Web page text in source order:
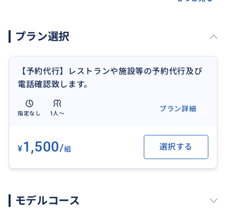
首都アンマンには、様々なおしゃれなお店がたくさん
あります。
プラン選択
【予約代行】レストランや施設等の予約代行及び
電話確認致します。
指定なし 1人〜
プラン詳細
¥1,500/組 選択する
モデルコース